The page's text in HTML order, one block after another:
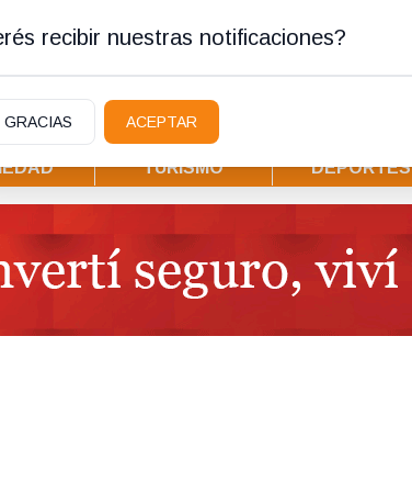
Angostura
TURISMO DEPORTES
recibir nuestras notificaciones?
GRACIAS ACEPTAR